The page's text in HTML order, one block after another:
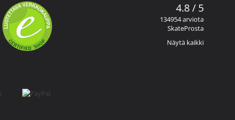
4.8 / 5
134954 arviota
SkateProsta
Näytä kaikki